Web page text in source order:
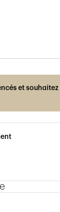
et